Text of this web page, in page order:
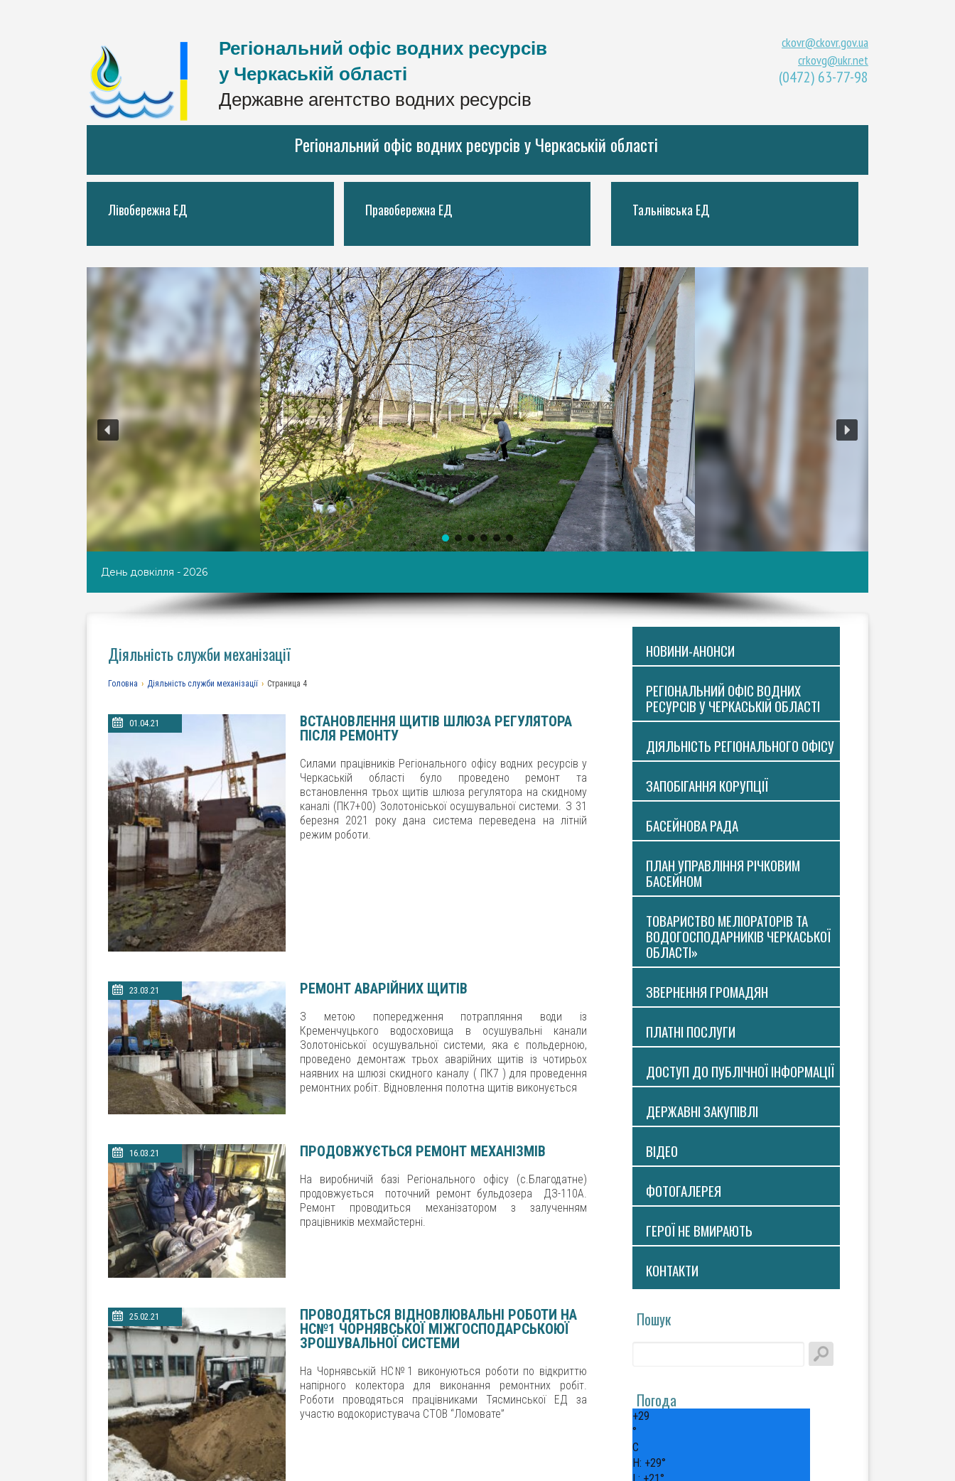
Регіональний офіс водних ресурсів
у Черкаській області
Державне агентство водних ресурсів
ckovr@ckovr.gov.ua
crkovg@ukr.net
(0472) 63-77-98
Регіональний офіс водних ресурсів у Черкаській області
Лівобережна ЕД Правобережна ЕД Тальнiвська ЕД
Результати конкурсу дитячих малюнків на тему «Вода та гендерна рівність»
НОВИНИ-АНОНСИ
РЕГІОНАЛЬНИЙ ОФІС ВОДНИХ
РЕСУРСІВ У ЧЕРКАСЬКІЙ ОБЛАСТІ
ДІЯЛЬНІСТЬ РЕГІОНАЛЬНОГО ОФІСУ
ЗАПОБІГАННЯ КОРУПЦІЇ
БАСЕЙНОВА РАДА
ПЛАН УПРАВЛІННЯ РІЧКОВИМ
БАСЕЙНОМ
ТОВАРИСТВО МЕЛІОРАТОРІВ ТА
ВОДОГОСПОДАРНИКІВ ЧЕРКАСЬКОЇ
ОБЛАСТІ»
ЗВЕРНЕННЯ ГРОМАДЯН
ПЛАТНI ПОСЛУГИ
ДОСТУП ДО ПУБЛІЧНОЇ ІНФОРМАЦІЇ
ДЕРЖАВНІ ЗАКУПІВЛІ
ВIДЕО
ФОТОГАЛЕРЕЯ
ГЕРОЇ НЕ ВМИРАЮТЬ
КОНТАКТИ
Пошук
Погода
+29
°
C
H: +29°
Діяльність служби механізації
Головна › Діяльність служби механізації › Страница 4
01.04.21
ВСТАНОВЛЕННЯ ЩИТІВ ШЛЮЗА РЕГУЛЯТОРА
ПІСЛЯ РЕМОНТУ
Силами працівників Регіонального офісу водних ресурсів у
Черкаській області було проведено ремонт та
встановлення трьох щитів шлюза регулятора на скидному
каналі (ПК7+00) Золотоніської осушувальної системи. З 31
березня 2021 року дана система переведена на літній
режим роботи.
23.03.21 РЕМОНТ АВАРІЙНИХ ЩИТІВ
З метою попередження потрапляння води із
Кременчуцького водосховища в осушувальні канали
Золотоніської осушувальної системи, яка є польдерною,
проведено демонтаж трьох аварійних щитів із чотирьох
наявних на шлюзі скидного каналу ( ПК7 ) для проведення
ремонтних робіт. Відновлення полотна щитів виконується
16.03.21 ПРОДОВЖУЄТЬСЯ РЕМОНТ МЕХАНІЗМІВ
На виробничій базі Регіонального офісу (с.Благодатне)
продовжується поточний ремонт бульдозера ДЗ-110А.
Ремонт проводиться механізатором з залученням
працівників мехмайстерні.
25.02.21
ПРОВОДЯТЬСЯ ВІДНОВЛЮВАЛЬНІ РОБОТИ НА
НС№1 ЧОРНЯВСЬКОЇ МІЖГОСПОДАРСЬКОЮЇ
ЗРОШУВАЛЬНОЇ СИСТЕМИ
На Чорнявській НС№1 виконуються роботи по відкриттю
напірного колектора для виконання ремонтних робіт.
Роботи проводяться працівниками Тясминської ЕД за
участю водокористувача СТОВ “Ломовате”